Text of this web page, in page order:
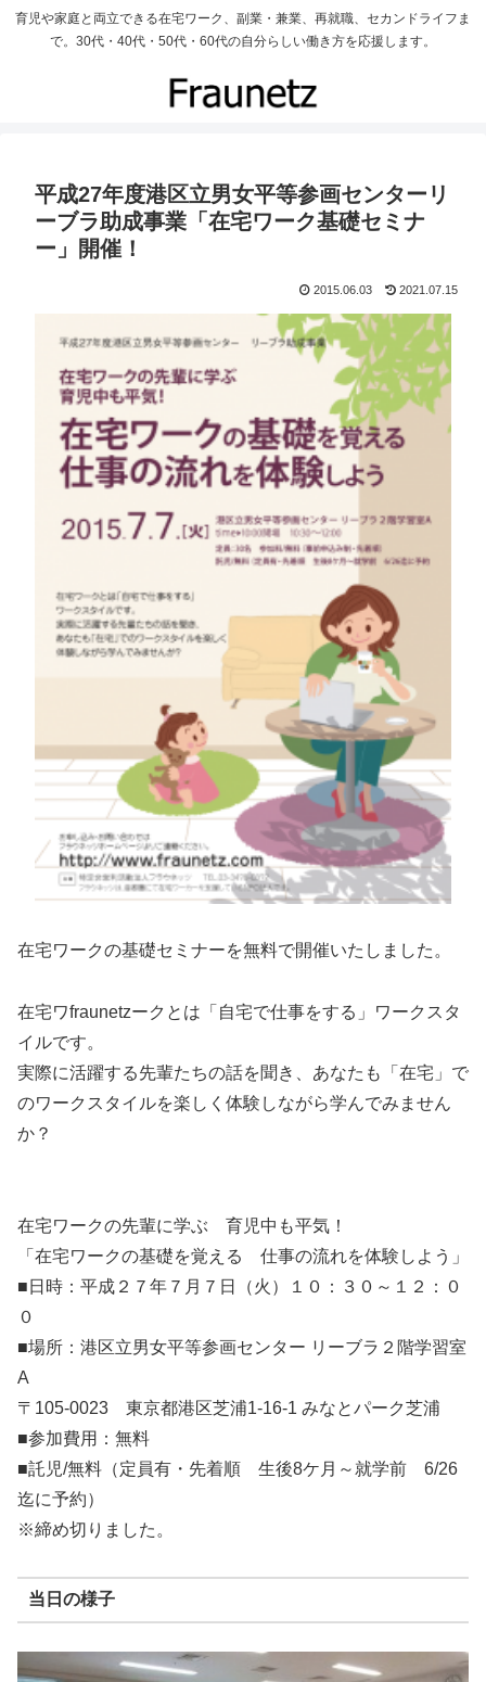
育児や家庭と両立できる在宅ワーク、副業・兼業、再就職、セカンドライフま
で。30代・40代・50代・60代の自分らしい働き方を応援します。
平成27年度港区立男女平等参画センターリ
ーブラ助成事業「在宅ワーク基礎セミナ
ー」開催！
2015.06.03 2021.07.15
在宅ワークの基礎セミナーを無料で開催いたしました。
在宅ワfraunetzークとは「自宅で仕事をする」ワークスタ
イルです。
実際に活躍する先輩たちの話を聞き、あなたも「在宅」で
のワークスタイルを楽しく体験しながら学んでみません
か？
在宅ワークの先輩に学ぶ 育児中も平気！
「在宅ワークの基礎を覚える 仕事の流れを体験しよう」
■日時：平成２７年７月７日（火）１０：３０～１２：０
０
■場所：港区立男女平等参画センター リーブラ２階学習室
A
〒105-0023 東京都港区芝浦1-16-1 みなとパーク芝浦
■参加費用：無料
■託児/無料（定員有・先着順 生後8ケ月～就学前 6/26
迄に予約）
※締め切りました。
当日の様子